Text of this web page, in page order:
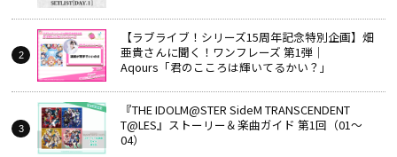
【ラブライブ！シリーズ15周年記念特別企画】畑
亜貴さんに聞く！ワンフレーズ 第1弾｜
Aqours「君のこころは輝いてるかい？」
『THE IDOLM@STER SideM TRANSCENDENT
T@LES』ストーリー＆楽曲ガイド 第1回（01～
04）